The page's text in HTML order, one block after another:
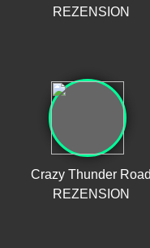
REZENSION
Crazy Thunder Road
REZENSION